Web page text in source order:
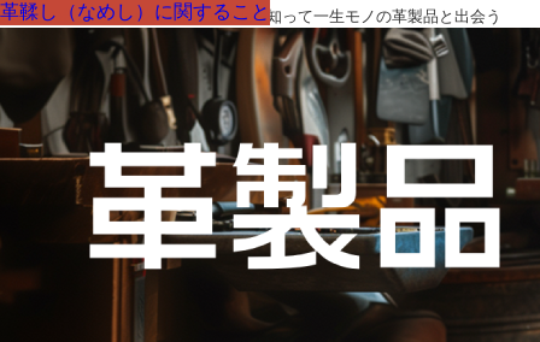
革製品の部品の呼び名・素材・技術を知って一生モノの革製品と出会う
革鞣し（なめし）に関すること
革鞣し（なめし）に関すること
革鞣し（なめし）に関すること
革鞣し（なめし）に関すること
革鞣し（なめし）に関すること
革鞣し（なめし）に関すること
革鞣し（なめし）に関すること